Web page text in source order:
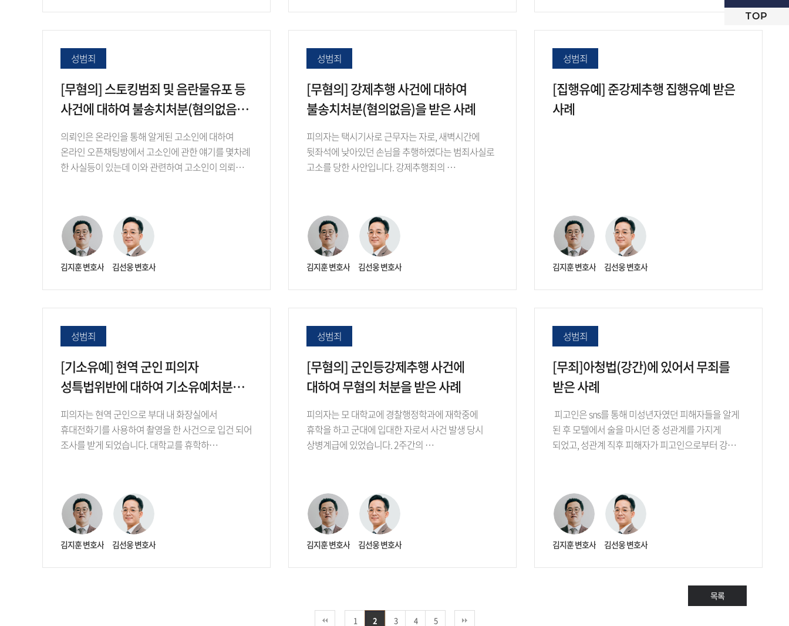
TOP
성범죄
[무혐의] 스토킹범죄 및 음란물유포 등
사건에 대하여 불송치처분(혐의없음)을
받은 사례
의뢰인은 온라인을 통해 알게된 고소인에 대하여
온라인 오픈채팅방에서 고소인에 관한 얘기를 몇차례
한 사실등이 있는데 이와 관련하여 고소인이 의뢰인을
김지훈 변호사 김선웅 변호사
성범죄
[무혐의] 강제추행 사건에 대하여
불송치처분(혐의없음)을 받은 사례
피의자는 택시기사로 근무자는 자로, 새벽시간에
뒷좌석에 낮아있던 손님을 추행하였다는 범죄사실로
고소를 당한 사안입니다. 강제추행죄의 …
김지훈 변호사 김선웅 변호사
성범죄
[집행유예] 준강제추행 집행유예 받은
사례
김지훈 변호사 김선웅 변호사
성범죄
[기소유예] 현역 군인 피의자
성특법위반에 대하여 기소유예처분을
받은 사례
피의자는 현역 군인으로 부대 내 화장실에서
휴대전화기를 사용하여 촬영을 한 사건으로 입건 되어
조사를 받게 되었습니다. 대학교를 휴학하…
김지훈 변호사 김선웅 변호사
성범죄
[무혐의] 군인등강제추행 사건에
대하여 무혐의 처분을 받은 사례
피의자는 모 대학교에 경찰행정학과에 재학중에
휴학을 하고 군대에 입대한 자로서 사건 발생 당시
상병계급에 있었습니다. 2주간의 …
김지훈 변호사 김선웅 변호사
성범죄
[무죄]아청법(강간)에 있어서 무죄를
받은 사례
된 후 모텔에서 술을 마시던 중 성관계를 가지게
되었고, 성관계 직후 피해자가 피고인으로부터 강…
김지훈 변호사 김선웅 변호사
목록
1 2 3 4 5